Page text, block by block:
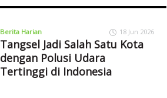
Berita Harian 18 Jun 2026
Tangsel Jadi Salah Satu Kota
dengan Polusi Udara
Tertinggi di Indonesia